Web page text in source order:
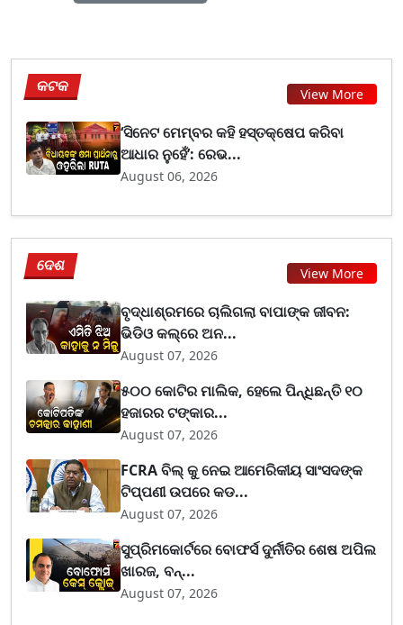
କଟକ View More
‘ସିନେଟ ମେମ୍ବର କହି ହସ୍ତକ୍ଷେପ କରିବା
ଆଧାର ନୁହେଁ’: ରେଭ...
August 06, 2026
ଦେଶ View More
ବୃଦ୍ଧାଶ୍ରମରେ ଚାଲିଗଲା ବାପାଙ୍କ ଜୀବନ:
ଭିଡିଓ କଲ୍‌ରେ ଅନ...
August 07, 2026
୫୦୦ କୋଟିର ମାଲିକ, ହେଲେ ପିନ୍ଧିଛନ୍ତି ୧୦
ହଜାରର ଟଙ୍କାର...
August 07, 2026
FCRA ବିଲ୍ କୁ ନେଇ ଆମେରିକୀୟ ସାଂସଦଙ୍କ
ଟିପ୍ପଣୀ ଉପରେ କଡ...
August 07, 2026
ସୁପ୍ରିମକୋର୍ଟରେ ବୋଫର୍ସ ଦୁର୍ନୀତିର ଶେଷ ଅପିଲ
ଖାରଜ, ବନ୍...
August 07, 2026